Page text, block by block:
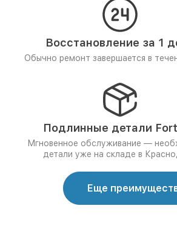
Восстановление за 1
Обычно ремонт завершается в
Подлинные детали
Мгновенное обслуживание —
детали уже на складе в
Еще